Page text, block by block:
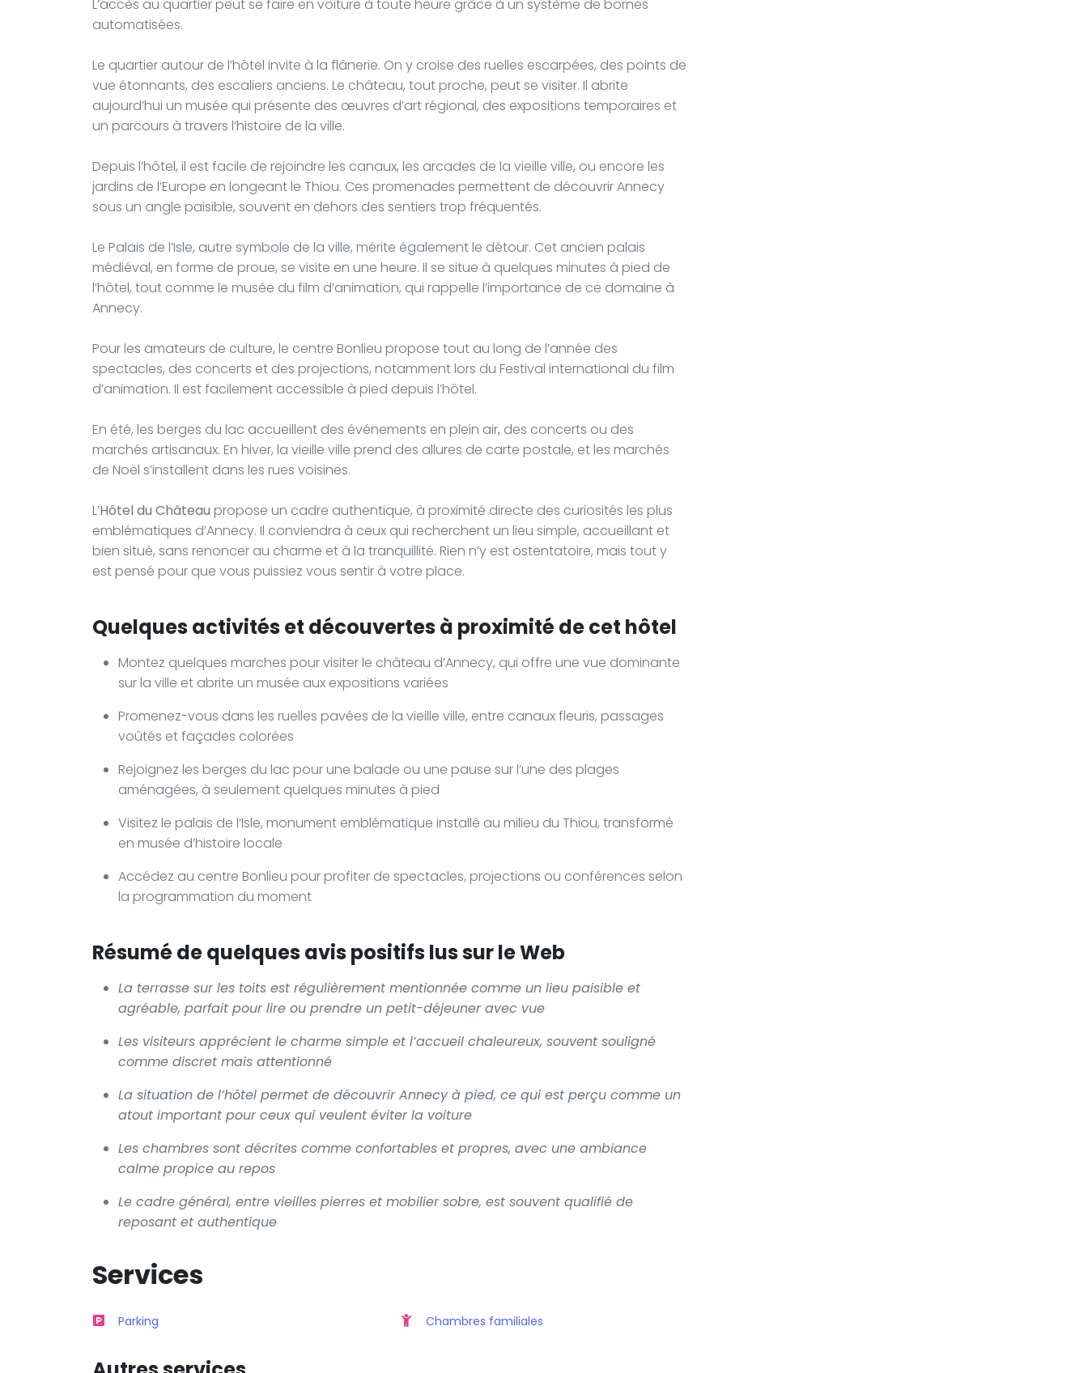
L’accès au quartier peut se faire en voiture à toute heure grâce à un système de bornes
automatisées.
Le quartier autour de l’hôtel invite à la flânerie. On y croise des ruelles escarpées, des points de
vue étonnants, des escaliers anciens. Le château, tout proche, peut se visiter. Il abrite
aujourd’hui un musée qui présente des œuvres d’art régional, des expositions temporaires et
un parcours à travers l’histoire de la ville.
Depuis l’hôtel, il est facile de rejoindre les canaux, les arcades de la vieille ville, ou encore les
jardins de l’Europe en longeant le Thiou. Ces promenades permettent de découvrir Annecy
sous un angle paisible, souvent en dehors des sentiers trop fréquentés.
Le Palais de l’Isle, autre symbole de la ville, mérite également le détour. Cet ancien palais
médiéval, en forme de proue, se visite en une heure. Il se situe à quelques minutes à pied de
l’hôtel, tout comme le musée du film d’animation, qui rappelle l’importance de ce domaine à
Annecy.
Pour les amateurs de culture, le centre Bonlieu propose tout au long de l’année des
spectacles, des concerts et des projections, notamment lors du Festival international du film
d’animation. Il est facilement accessible à pied depuis l’hôtel.
En été, les berges du lac accueillent des événements en plein air, des concerts ou des
marchés artisanaux. En hiver, la vieille ville prend des allures de carte postale, et les marchés
de Noël s’installent dans les rues voisines.
L’Hôtel du Château propose un cadre authentique, à proximité directe des curiosités les plus
emblématiques d’Annecy. Il conviendra à ceux qui recherchent un lieu simple, accueillant et
bien situé, sans renoncer au charme et à la tranquillité. Rien n’y est ostentatoire, mais tout y
est pensé pour que vous puissiez vous sentir à votre place.
Quelques activités et découvertes à proximité de cet hôtel
Montez quelques marches pour visiter le château d’Annecy, qui offre une vue dominante
sur la ville et abrite un musée aux expositions variées
Promenez-vous dans les ruelles pavées de la vieille ville, entre canaux fleuris, passages
voûtés et façades colorées
Rejoignez les berges du lac pour une balade ou une pause sur l’une des plages
aménagées, à seulement quelques minutes à pied
Visitez le palais de l’Isle, monument emblématique installé au milieu du Thiou, transformé
en musée d’histoire locale
Accédez au centre Bonlieu pour profiter de spectacles, projections ou conférences selon
la programmation du moment
Résumé de quelques avis positifs lus sur le Web
La terrasse sur les toits est régulièrement mentionnée comme un lieu paisible et
agréable, parfait pour lire ou prendre un petit-déjeuner avec vue
Les visiteurs apprécient le charme simple et l’accueil chaleureux, souvent souligné
comme discret mais attentionné
La situation de l’hôtel permet de découvrir Annecy à pied, ce qui est perçu comme un
atout important pour ceux qui veulent éviter la voiture
Les chambres sont décrites comme confortables et propres, avec une ambiance
calme propice au repos
Le cadre général, entre vieilles pierres et mobilier sobre, est souvent qualifié de
reposant et authentique
Services
Parking Chambres familiales